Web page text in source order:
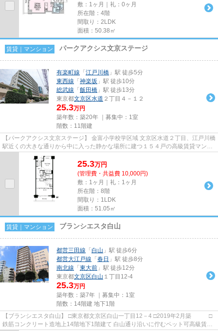
敷：1ヶ月｜礼：0ヶ月
所在階：4階
間取り：2LDK
面積：50.38㎡
賃貸｜マンション パークアクシス文京ステージ
有楽町線 「 江戸川橋 」駅 徒歩5分
東西線 「 神楽坂 」駅 徒歩10分
総武線 「 飯田橋 」駅 徒歩13分
東京都文京区水道 ２丁目４－１２
25.3万円
築年数：築20年 ｜募集中： 1室
階数：11階建
【パークアクシス文京ステージ】 金富小学校学区域 文京区水道２丁目、江戸川橋
駅近くの大きな通りから中に入った静かな場所に建つ１５４戸の高級賃貸マンシ
ョン。 ＴＶモニター付きオ...
25.3万円
(管理費・共益費 10,000円)
敷：1ヶ月｜礼：1ヶ月
所在階：8階
間取り：1LDK
面積：51.05㎡
賃貸｜マンション ブランシエスタ白山
都営三田線 「 白山 」駅 徒歩6分
都営大江戸線 「 春日 」駅 徒歩8分
南北線 「 東大前 」駅 徒歩12分
東京都文京区白山 １丁目12-4
25.3万円
築年数：築7年 ｜募集中： 1室
階数：14階建 地下1階
【ブランシエスタ白山】 □東京都文京区白山一丁目12－4 □2019年2月築 □
鉄筋コンクリート造地上14階地下1階建て 白山通り沿いに佇むペット可高級賃貸